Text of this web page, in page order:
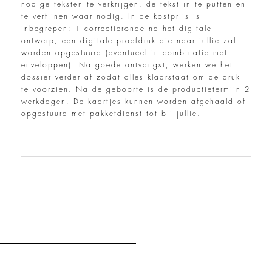
nodige teksten te verkrijgen, de tekst in te putten en
te verfijnen waar nodig. In de kostprijs is
inbegrepen: 1 correctieronde na het digitale
ontwerp, een digitale proefdruk die naar jullie zal
worden opgestuurd (eventueel in combinatie met
enveloppen). Na goede ontvangst, werken we het
dossier verder af zodat alles klaarstaat om de druk
te voorzien. Na de geboorte is de productietermijn 2
werkdagen. De kaartjes kunnen worden afgehaald of
opgestuurd met pakketdienst tot bij jullie.